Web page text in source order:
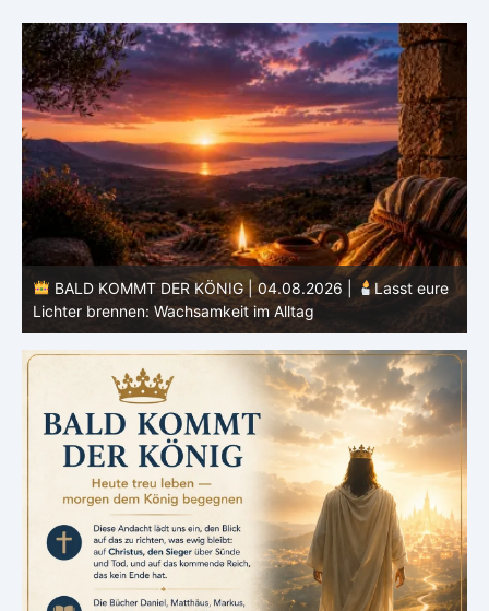
BALD KOMMT DER KÖNIG | 04.08.2026 |
Lasst eure
Lichter brennen: Wachsamkeit im Alltag